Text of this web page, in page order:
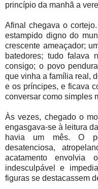
princípio da manhã a
Afinal chegava o
estampido digno do
crescente ameaçador;
batedores; tudo falava
consigo; o povo
que vinha a família real,
e os príncipes, e ficava
conversar como simples
Às vezes, chegado o
engasgava-se à leitura
havia um mês. O
desatenciosa,
acatamento envolvia
indesculpável e
figuras se destacassem